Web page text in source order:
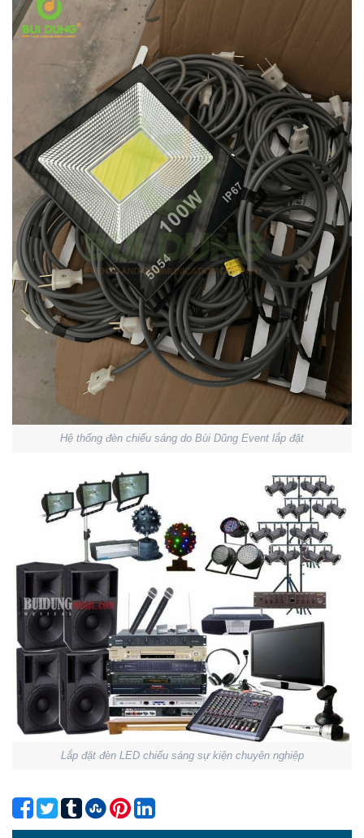
Hệ thống đèn chiếu sáng do Bùi Dũng Event lắp đặt
Lắp đặt đèn LED chiếu sáng sự kiện chuyên nghiệp